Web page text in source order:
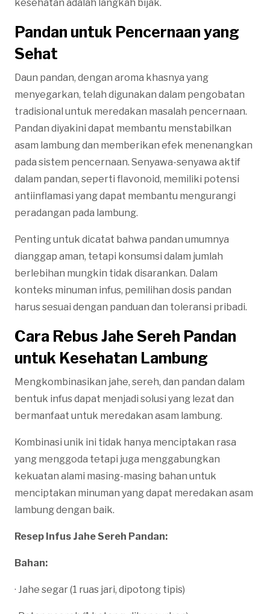
kesehatan adalah langkah bijak.
Pandan untuk Pencernaan yang
Sehat
Daun pandan, dengan aroma khasnya yang
menyegarkan, telah digunakan dalam pengobatan
tradisional untuk meredakan masalah pencernaan.
Pandan diyakini dapat membantu menstabilkan
asam lambung dan memberikan efek menenangkan
pada sistem pencernaan. Senyawa-senyawa aktif
dalam pandan, seperti flavonoid, memiliki potensi
antiinflamasi yang dapat membantu mengurangi
peradangan pada lambung.
Penting untuk dicatat bahwa pandan umumnya
dianggap aman, tetapi konsumsi dalam jumlah
berlebihan mungkin tidak disarankan. Dalam
konteks minuman infus, pemilihan dosis pandan
harus sesuai dengan panduan dan toleransi pribadi.
Cara Rebus Jahe Sereh Pandan
untuk Kesehatan Lambung
Mengkombinasikan jahe, sereh, dan pandan dalam
bentuk infus dapat menjadi solusi yang lezat dan
bermanfaat untuk meredakan asam lambung.
Kombinasi unik ini tidak hanya menciptakan rasa
yang menggoda tetapi juga menggabungkan
kekuatan alami masing-masing bahan untuk
menciptakan minuman yang dapat meredakan asam
lambung dengan baik.
Resep Infus Jahe Sereh Pandan:
Bahan:
· Jahe segar (1 ruas jari, dipotong tipis)